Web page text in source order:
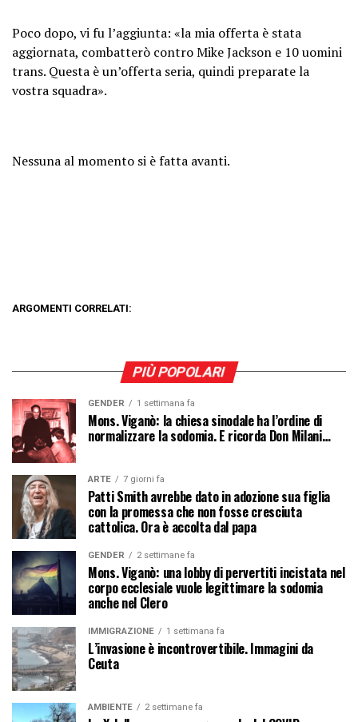
Poco dopo, vi fu l’aggiunta: «la mia offerta è stata
aggiornata, combatterò contro Mike Jackson e 10 uomini
trans. Questa è un’offerta seria, quindi preparate la
vostra squadra».
Nessuna al momento si è fatta avanti.
ARGOMENTI CORRELATI:
PIÙ POPOLARI
GENDER 1 settimana fa
Mons. Viganò: la chiesa sinodale ha l’ordine di
normalizzare la sodomia. E ricorda Don Milani…
ARTE 7 giorni fa
Patti Smith avrebbe dato in adozione sua figlia
con la promessa che non fosse cresciuta
cattolica. Ora è accolta dal papa
GENDER 2 settimane fa
Mons. Viganò: una lobby di pervertiti incistata nel
corpo ecclesiale vuole legittimare la sodomia
anche nel Clero
IMMIGRAZIONE 1 settimana fa
L’invasione è incontrovertibile. Immagini da
Ceuta
AMBIENTE 2 settimane fa